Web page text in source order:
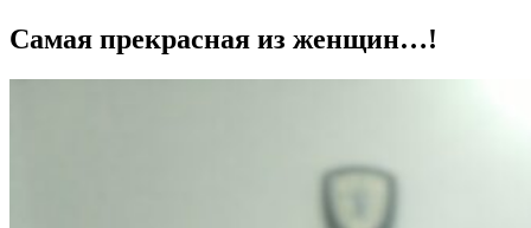
Самая прекрасная из женщин…!